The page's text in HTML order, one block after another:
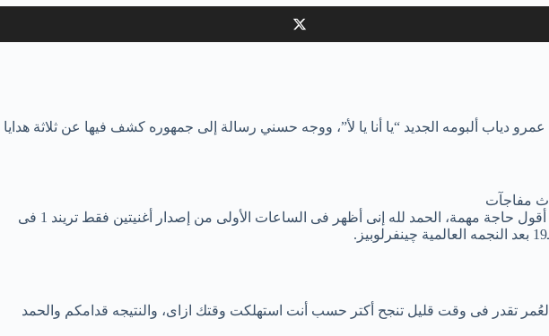
دياب ألبومه الجديد “يا أنا يا لأ”، ووجه حسني رسالة إلى جمهوره كشف فيها عن ثلاثة هدايا
مفاجآت
تامر احتفل عبر حسابه بموقع إنستقرام ووجه رسالة إلى جمهوره قال فيها: فى نهاية رحلة ألبوم خليك فولاذى.. أحب أقول حاجة مهمة، الحمد لله إنى أظهر فى الساعات الأولى من إصدار أغنيتين فقط تريند 1 فى
فى وقت قليل تنجح أكتر حسب أنت استهلكت وقتك ازاى، والنتيجه قدامكم والحمد